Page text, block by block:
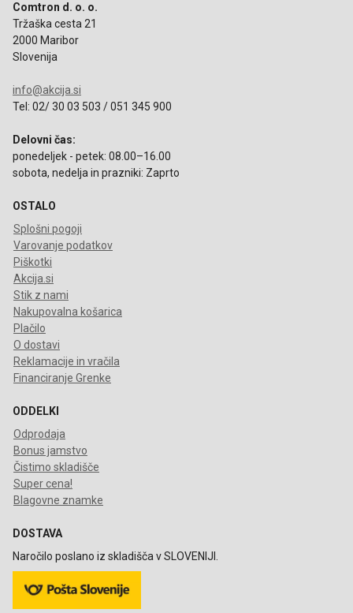
Comtron d. o. o.
Tržaška cesta 21
2000 Maribor
Slovenija
info@akcija.si
Tel: 02/ 30 03 503 / 051 345 900
Delovni čas:
ponedeljek - petek: 08.00–16.00
sobota, nedelja in prazniki: Zaprto
OSTALO
Splošni pogoji
Varovanje podatkov
Piškotki
Akcija.si
Stik z nami
Nakupovalna košarica
Plačilo
O dostavi
Reklamacije in vračila
Financiranje Grenke
ODDELKI
Odprodaja
Bonus jamstvo
Čistimo skladišče
Super cena!
Blagovne znamke
DOSTAVA
Naročilo poslano iz skladišča v SLOVENIJI.